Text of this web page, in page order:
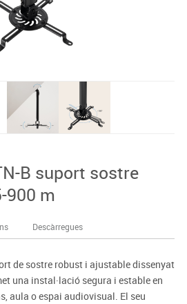
B suport sostre
900 m
Descàrregues
de sostre robust i ajustable dissenyat
una instal·lació segura i estable en
aula o espai audiovisual. El seu